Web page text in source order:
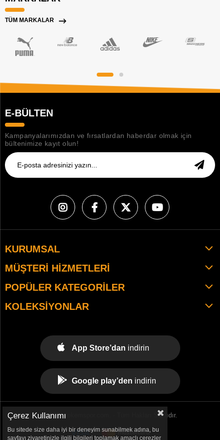
TÜM MARKALAR
E-BÜLTEN
Kampanyalarımızdan ve fırsatlardan haberdar olmak için
bültenimize kayıt olun!
KURUMSAL
MÜŞTERI HIZMETLERI
POPÜLER KATEGORILER
KOLEKSIYONLAR
App Store’dan indirin
Google play’den indirin
© 2021 tekemspor.com. - Tüm Hakları Saklıdır.
Çerez Kullanımı
Bu sitede size daha iyi bir deneyim sunabilmek adına, bu
sayfayı ziyaretinizle ilgili bilgileri toplamak amaçlı çerezler